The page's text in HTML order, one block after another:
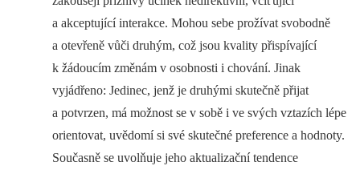
a akceptující interakce. Mohou sebe prožívat svobodně
a otevřeně vůči druhým, což jsou kvality přispívající
k žádoucím změnám v osobnosti i chování. Jinak
vyjádřeno: Jedinec, jenž je druhými skutečně přijat
a potvrzen, má možnost se v sobě i ve svých vztazích lépe
orientovat, uvědomí si své skutečné preference a hodnoty.
Současně se uvolňuje jeho aktualizační tendence